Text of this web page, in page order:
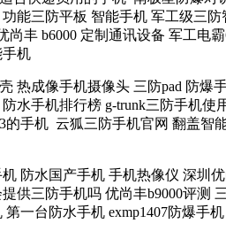
能三防平板 智能手机 军工级三
丰 b6000 定制通讯设备 军工
机
热成像手机摄像头 三防pad 防
水手机排行榜 g-trunk三防手机
手机 云狐三防手机官网 翻盖
防水国产手机 手机热像仪 深
供三防手机吗 优尚丰b9000评
一台防水手机 exmp1407防爆手